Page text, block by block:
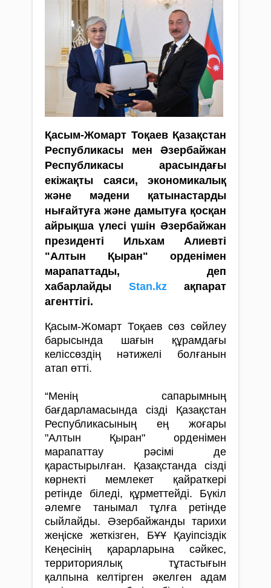
Қасым-Жомарт Тоқаев Қазақстан
Республикасы мен Әзербайжан
Республикасы арасындағы
екіжақты саяси, экономикалық
және мәдени қатынастарды
нығайтуға және дамытуға қосқан
айрықша үлесі үшін Әзербайжан
президенті Ильхам Алиевті
"Алтын Қыран" орденімен
марапаттады, деп
хабарлайды Stan.kzақпарат
агенттігі.
Қасым-Жомарт Тоқаев сөз сөйлеу
барысында шағын құрамдағы
келіссөздің нәтижелі болғанын
атап өтті.
“Менің сапарымның
бағдарламасында сізді Қазақстан
Республикасының ең жоғары
"Алтын Қыран" орденімен
марапаттау рәсімі де
қарастырылған. Қазақстанда сізді
көрнекті мемлекет қайраткері
ретінде біледі, құрметтейді. Бүкіл
әлемге танымал тұлға ретінде
сыйлайды. Әзербайжанды тарихи
жеңіске жеткізген, БҰҰ Қауіпсіздік
Кеңесінің қарарларына сәйкес,
территориялық тұтастығын
қалпына келтірген әкелген адам